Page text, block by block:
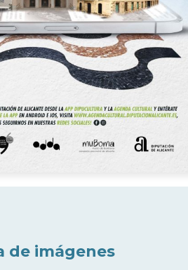
de imágenes